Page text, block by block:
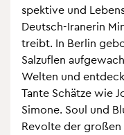
spek­ti­ve und
Deutsch-Ira­ne­rin
treibt. In Ber­lin
Sal­zu­flen
Wel­ten und
Tante Schät­ze wie
Si­mo­ne. Soul und
Re­vol­te der